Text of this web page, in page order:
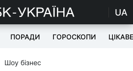
UA
ПОРАДИ ГОРОСКОПИ ЦІКАВЕ
Шоу бізнес